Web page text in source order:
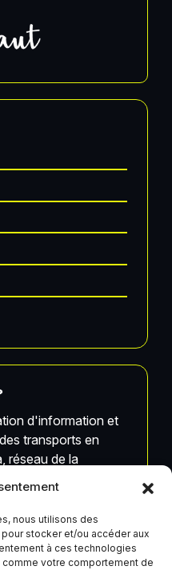
nous utilisons des
stocker et/ou accéder aux
à ces technologies
votre comportement de
d'information et
transports en
réseau de la
Lille.
infrastructures ne